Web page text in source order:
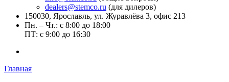
dealers@stemco.ru (для дилеров)
150030, Ярославль, ул. Журавлёва 3, офис 213
Пн. – Чт.: с 8:00 до 18:00
ПТ: с 9:00 до 16:30
Главная